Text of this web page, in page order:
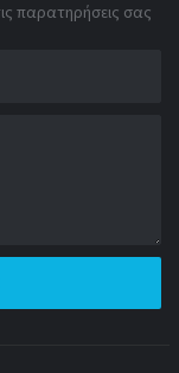
παρατηρήσεις σας